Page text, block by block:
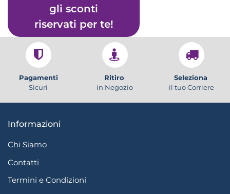
gli sconti
riservati per te!
Pagamenti
Sicuri
Ritiro
in Negozio
Seleziona
il tuo Corriere
Informazioni
Chi Siamo
Contatti
Termini e Condizioni